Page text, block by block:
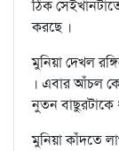
ঠিক
করছে ।
মুনিয়া দেখল
। এবার আঁচল
নুতন বাছুরটাকে
মুনিয়া কাঁদতে